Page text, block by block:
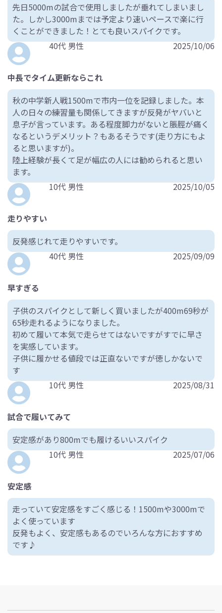
先日5000mの試合で使用しましたが垂れてしまいまし
た。しかし3000mまでは予定より速いペースで楽に行
くことができました！とても良いスパイクです。
40代 男性
2025/10/06
中長でタイム更新ならこれ
秋の中学新人戦1500mで市内一位を記録しました。本
人の日々の練習量も関係してきますが反発がヤバいと
息子が言っています。ある程度脚力がないと脹脛が痛く
なるというデメリット？もあるそうです(走り方にもよ
ると思いますが)。
陸上経験が長くて足が幅広の人には勧められると思い
ます。
10代 男性
2025/10/05
走りやすい
反発感じれて走りやすいです。
40代 男性
2025/09/09
早すぎる
子供のスパイクとして新しく買いましたが400m69秒が
65秒走れるようになりました。
初めて履いて本気で走らせてはないですがすでに早さ
を実感しています。
子供に履かせる値段では正直ないですが徳しかないで
す
10代 男性
2025/08/31
試合で履いてみて
安定感があり800mでも履けるいいスパイク
10代 男性
2025/07/06
安定感
走っていて安定感をすごく感じる！1500mや3000mで
よく使っています
反発もよく、安定感もあるのでいろんな方におすすめ
です♪